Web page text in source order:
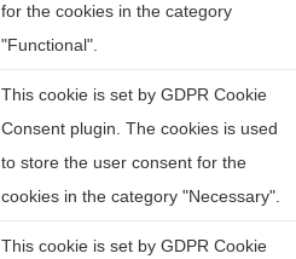
for the cookies in the category
"Functional".
This cookie is set by GDPR Cookie
Consent plugin. The cookies is used
to store the user consent for the
cookies in the category "Necessary".
This cookie is set by GDPR Cookie